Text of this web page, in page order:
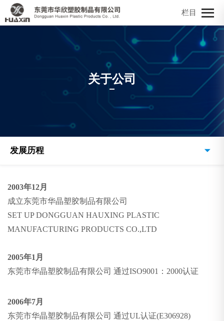
栏目
关于公司
发展历程
2003年12月
成立东莞市华晶塑胶制品有限公司
SET UP DONGGUAN HAUXING PLASTIC
MANUFACTURING PRODUCTS CO.,LTD
2005年1月
东莞市华晶塑胶制品有限公司 通过ISO9001：2000认证
2006年7月
东莞市华晶塑胶制品有限公司 通过UL认证(E306928)